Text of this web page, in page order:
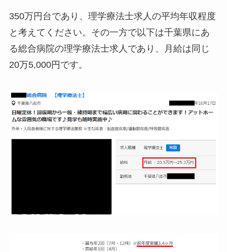
350万円台であり、理学療法士求人の平均年収程度
と考えてください。その一方で以下は千葉県にあ
る総合病院の理学療法士求人であり、月給は同じ
20万5,000円です。